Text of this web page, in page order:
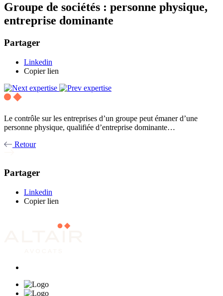
Groupe de sociétés : personne physique,
entreprise dominante
Partager
Linkedin
Copier lien
Le contrôle sur les entreprises d’un groupe peut émaner d’une
personne physique, qualifiée d’entreprise dominante…
Retour
Partager
Linkedin
Copier lien